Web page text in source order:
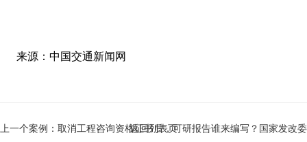
来源：中国交通新闻网
上一个案例： 取消工程咨询资格证书后，可研报告谁来编写？国家发改委
返回列表页